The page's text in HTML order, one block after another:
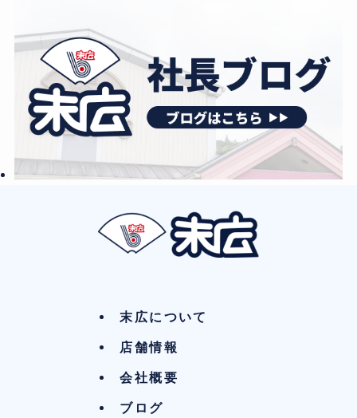
末広について
店舗情報
会社概要
ブログ